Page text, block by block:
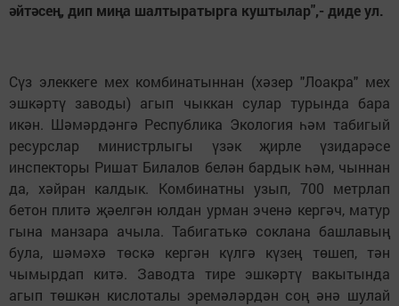
әйтәсең, дип миңа шалтыратырга куштылар",- диде ул.
Сүз элеккеге мех комбинатыннан (хәзер "Лоакра" мех
эшкәртү заводы) агып чыккан сулар турында бара
икән. Шәмәрдәнгә Республика Экология һәм табигый
ресурслар министрлыгы үзәк җирле үзидарәсе
инспекторы Ришат Билалов белән бардык һәм, чыннан
да, хәйран калдык. Комбинатны узып, 700 метрлап
бетон плитә җәелгән юлдан урман эченә кергәч, матур
гына манзара ачыла. Табигатькә соклана башлавың
була, шәмәхә төскә кергән күлгә күзең төшеп, тән
чымырдап китә. Заводта тире эшкәртү вакытында
агып төшкән кислоталы эремәләрдән соң әнә шулай